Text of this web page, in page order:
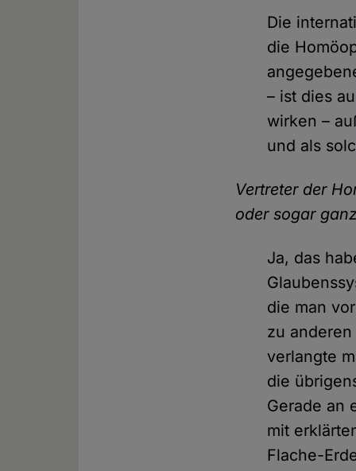
Die
die
– ist dies
wirken –
und als
Vertreter der
oder sogar
Ja, das
die man
zu
verlangte
die
Gerade an
mit
Flache-